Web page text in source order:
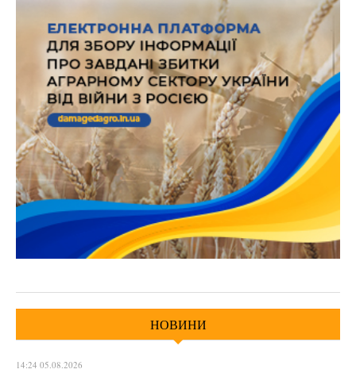
НОВИНИ
14:24 05.08.2026